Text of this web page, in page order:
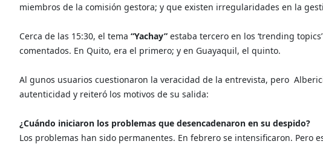
miembros de la comisión gestora; y que existen irregularidades en la
Cerca de las 15:30, el tema “Yachay” estaba tercero en los ‘trending
comentados. En Quito, era el primero; y en Guayaquil, el quinto.
Al gunos usuarios cuestionaron la veracidad de la entrevista, pero
autenticidad y reiteró los motivos de su salida:
¿Cuándo iniciaron los problemas que desencadenaron en su despido?
Los problemas han sido permanentes. En febrero se intensificaron. Pero